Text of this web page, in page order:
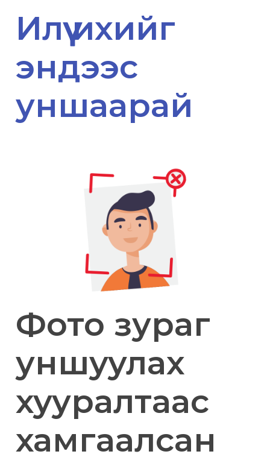
Илүү ихийг
эндээс
уншаарай
Фото зураг
уншуулах
хууралтаас
хамгаалсан